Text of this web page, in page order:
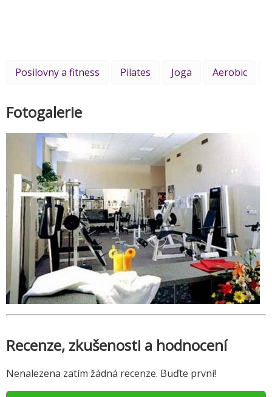
Posilovny a fitness Pilates Joga Aerobic
Fotogalerie
Recenze, zkušenosti a hodnocení
Nenalezena zatím žádná recenze. Buďte první!